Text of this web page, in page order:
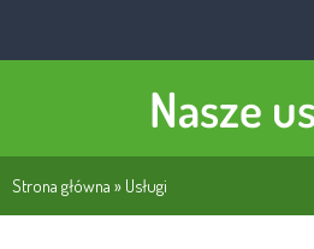
Nasze
Strona główna » Usługi